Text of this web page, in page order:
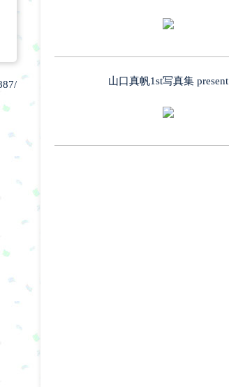
山口真帆1st写真集 present